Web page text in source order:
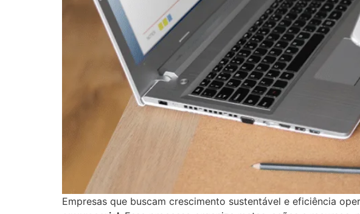
Empresas que buscam crescimento sustentável e eficiência